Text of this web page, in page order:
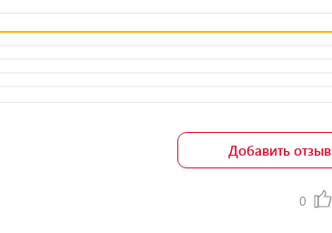
Добавить отзыв
0